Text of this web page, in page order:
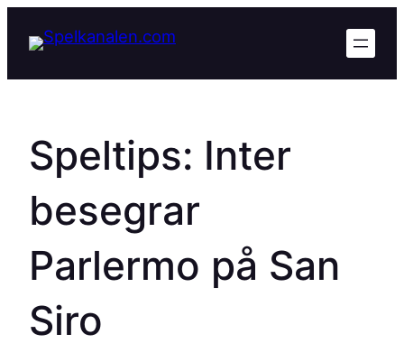
Speltips: Inter
besegrar
Parlermo på San
Siro